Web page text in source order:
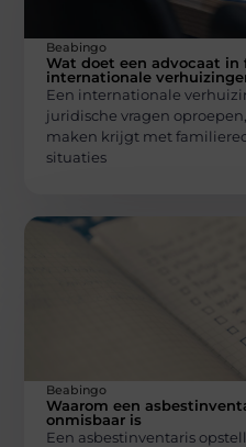
Beabingo
Wat doet een advocaat
internationale
Een internationale
juridische vragen
maken krijgt met
situaties
Beabingo
Waarom een
onmisbaar is
Een asbestinventaris